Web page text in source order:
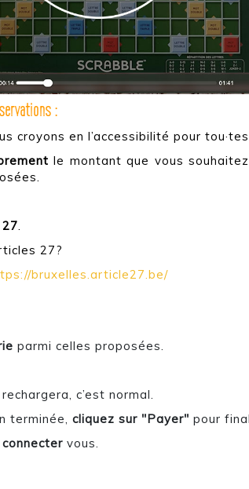
:
croyons en l’accessibilité pour tou·tes.
le montant que vous
27?
bruxelles.article27.be/
parmi celles proposées.
c’est normal.
terminée, cliquez sur "Payer" pour
connectervous.